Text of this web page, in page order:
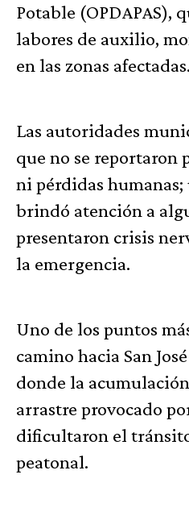
Potable (OPDAPAS),
labores de auxilio,
en las zonas afectadas.
Las autoridades
que no se reportaron
ni pérdidas humanas;
brindó atención a
presentaron crisis
la emergencia.
Uno de los puntos
camino hacia San
donde la
arrastre provocado
dificultaron el
peatonal.